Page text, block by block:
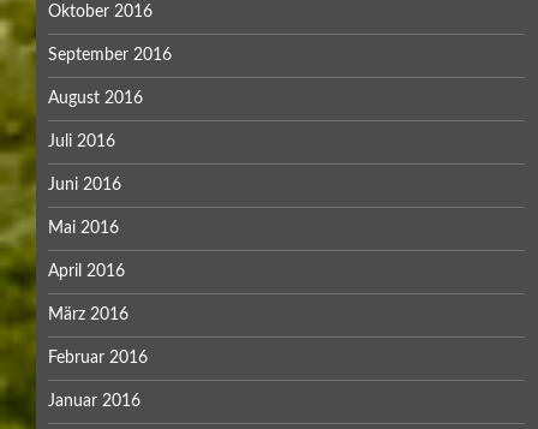
Oktober 2016
September 2016
August 2016
Juli 2016
Juni 2016
Mai 2016
April 2016
März 2016
Februar 2016
Januar 2016